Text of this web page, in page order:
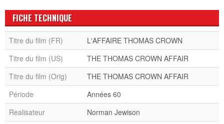
FICHE TECHNIQUE
Titre du film (FR)
L'AFFAIRE THOMAS CROWN
Titre du film (US)
THE THOMAS CROWN AFFAIR
Titre du film (Orig)
THE THOMAS CROWN AFFAIR
Période
Années 60
Realisateur
Norman Jewison